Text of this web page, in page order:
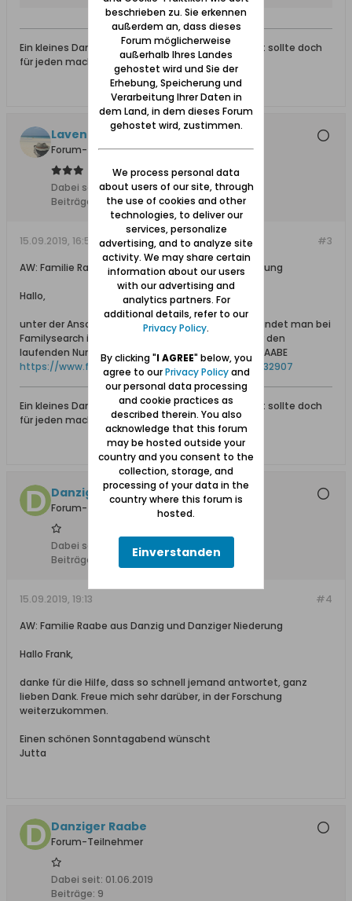
Ein kleines Dankeschön für eine gegebene Antwort sollte doch
für jeden machbar sein.
Lavendelgirl
Forum-Teilnehmer
Dabei seit:11.01.2015
Beiträge:
4024
#3
15.09.2019, 16:51
AW: Familie Raabe aus Danzig und Danziger Niederung
Hallo,
unter der Anschrift „Am Brausenden Wasser 1-2“, findet man bei
Familysearch in der Heimatortskartei Danzig unter den
laufenden Nummern 777- 782 Karten zur Familie RAABE
https://www.familysearch.org/ark:/61...777&cat=232907
Ein kleines Dankeschön für eine gegebene Antwort sollte doch
für jeden machbar sein.
Danziger Raabe
Forum-Teilnehmer
Dabei seit:
01.06.2019
Beiträge:
#4
15.09.2019, 19:13
AW: Familie Raabe aus Danzig und Danziger Niederung
Hallo Frank,
danke für die Hilfe, dass so schnell jemand antwortet, ganz
lieben Dank. Freue mich sehr darüber, in der Forschung
weiterzukommen.
Einen schönen Sonntagabend wünscht
Jutta
Danziger Raabe
Forum-Teilnehmer
Dabei seit: 01.06.2019
Beiträge: 9
beschrieben zu. Sie erkennen
außerdem an, dass dieses
Forum möglicherweise
außerhalb Ihres Landes
gehostet wird und Sie der
Erhebung, Speicherung und
Verarbeitung Ihrer Daten in
dem Land, in dem dieses Forum
gehostet wird, zustimmen.
We process personal data
about users of our site, through
the use of cookies and other
technologies, to deliver our
services, personalize
advertising, and to analyze site
activity. We may share certain
information about our users
with our advertising and
analytics partners. For
additional details, refer to our
Privacy Policy.
By clicking "I AGREE" below, you
agree to ourPrivacy Policyand
our personal data processing
and cookie practices as
described therein. You also
acknowledge that this forum
may be hosted outside your
country and you consent to the
collection, storage, and
processing of your data in the
country where this forum is
hosted.
Einverstanden